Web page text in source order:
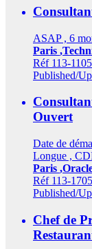
ASAP , 6
Paris
Réf 113-
Published/
Ouvert
Date de
Longue ,
Paris
Réf 113-
Published/
Chef de